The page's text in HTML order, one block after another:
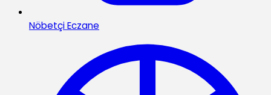
Nöbetçi Eczane